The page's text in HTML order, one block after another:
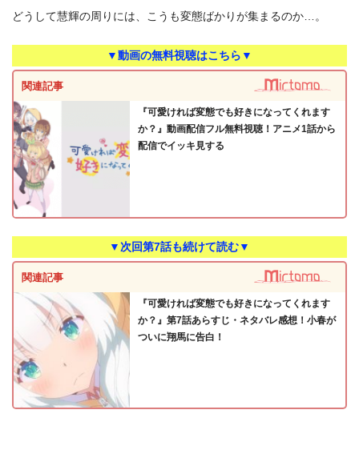
どうして慧輝の周りには、こうも変態ばかりが集まるのか…。
▼動画の無料視聴はこちら▼
関連記事
『可愛ければ変態でも好きになってくれます
か？』動画配信フル無料視聴！アニメ1話から
配信でイッキ見する
▼次回第7話も続けて読む▼
関連記事
『可愛ければ変態でも好きになってくれます
か？』第7話あらすじ・ネタバレ感想！小春が
ついに翔馬に告白！